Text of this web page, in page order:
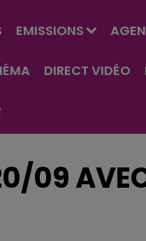
EMISSIONS
DIRECT VIDÉO
09